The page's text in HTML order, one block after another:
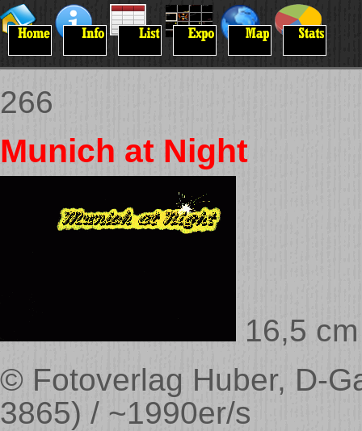
266
Munich at Night
16,5
© Fotoverlag Huber, D-
3865) / ~1990er/s